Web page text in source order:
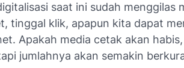
saat ini sudah menggilas
tinggal klik, apapun kita dapat
Apakah media cetak akan
jumlahnya akan semakin